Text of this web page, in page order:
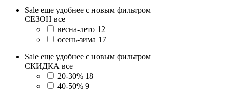
Sale еще удобнее с новым фильтром
СЕЗОН все
весна-лето 12
осень-зима 17
Sale еще удобнее с новым фильтром
СКИДКА все
20-30% 18
40-50% 9